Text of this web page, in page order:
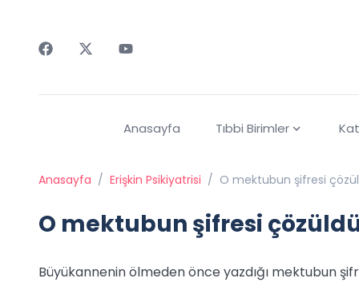
Anasayfa Tıbbi Birimler
Anasayfa / Erişkin Psikiyatrisi / O mektubun şifresi
O mektubun şifresi
Büyükannenin ölmeden önce yazdığı mektubun